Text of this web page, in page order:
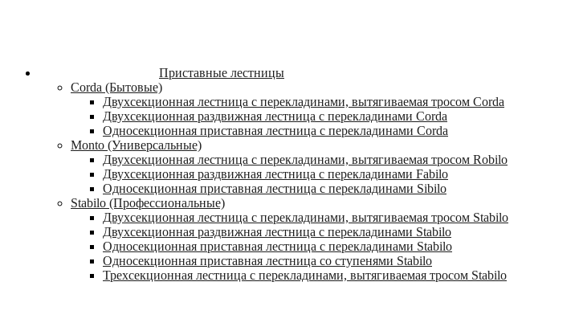
Приставные лестницы
Corda (Бытовые)
Двухсекционная лестница с перекладинами, вытягиваемая тросом Corda
Двухсекционная раздвижная лестница с перекладинами Corda
Односекционная приставная лестница с перекладинами Corda
Monto (Универсальные)
Двухсекционная лестница с перекладинами, вытягиваемая тросом Robilo
Двухсекционная раздвижная лестница с перекладинами Fabilo
Односекционная приставная лестница с перекладинами Sibilo
Stabilo (Профессиональные)
Двухсекционная лестница с перекладинами, вытягиваемая тросом Stabilo
Двухсекционная раздвижная лестница с перекладинами Stabilo
Односекционная приставная лестница с перекладинами Stabilo
Односекционная приставная лестница со ступенями Stabilo
Трехсекционная лестница с перекладинами, вытягиваемая тросом Stabilo